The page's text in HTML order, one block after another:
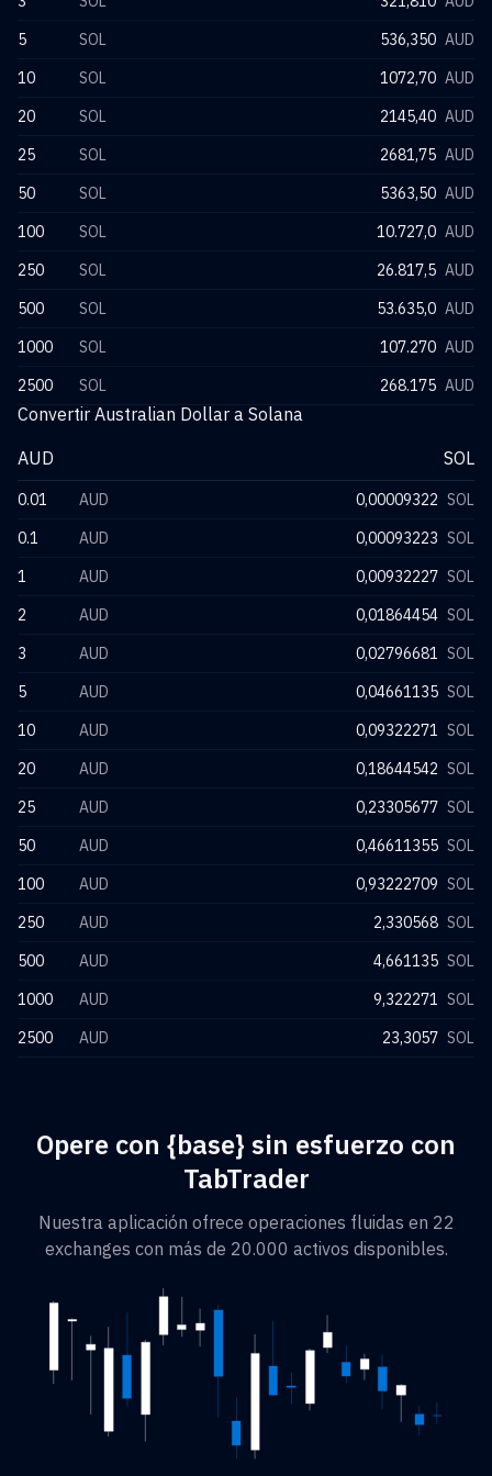
5
SOL 536,350 AUD
10
SOL 1072,70 AUD
20
SOL 2145,40 AUD
25
SOL 2681,75 AUD
50
SOL 5363,50 AUD
100
SOL 10.727,0 AUD
250
SOL 26.817,5 AUD
500
SOL 53.635,0 AUD
1000
SOL 107.270 AUD
2500
SOL 268.175 AUD
Convertir Australian Dollar a Solana
AUD
SOL
0.01 AUD 0,00009322 SOL
0.1
AUD 0,00093223 SOL
1
AUD 0,00932227 SOL
2
AUD 0,01864454 SOL
3
AUD 0,02796681 SOL
5
AUD 0,04661135 SOL
10
AUD 0,09322271 SOL
20
AUD 0,18644542 SOL
25
AUD 0,23305677 SOL
50
AUD 0,46611355 SOL
100
AUD 0,93222709 SOL
250
AUD 2,330568 SOL
500
AUD 4,661135 SOL
1000
AUD 9,322271 SOL
2500
AUD 23,3057 SOL
Opere con {base} sin esfuerzo con
TabTrader
Nuestra aplicación ofrece operaciones fluidas en 22
exchanges con más de 20.000 activos disponibles.